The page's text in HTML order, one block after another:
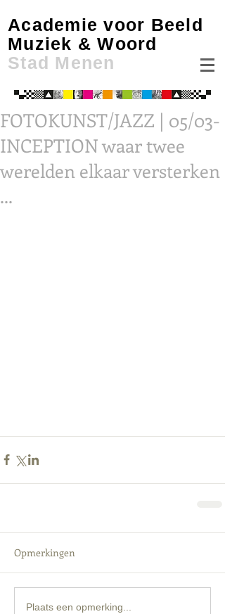
Academie voor Beeld
Muziek & Woord
Stad Menen
FOTOKUNST/JAZZ | 05/03-
INCEPTION waar twee
werelden elkaar versterken
...
Opmerkingen
Plaats een opmerking...